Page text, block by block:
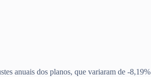
anuais dos planos, que variaram de -8,19%